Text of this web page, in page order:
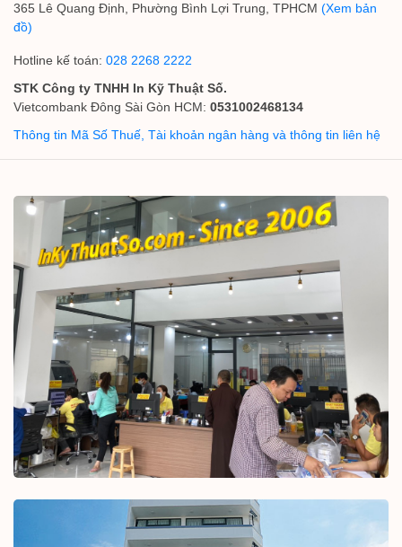
365 Lê Quang Định, Phường Bình Lợi Trung, TPHCM (Xem bản
đồ)
Hotline kế toán: 028 2268 2222
STK Công ty TNHH In Kỹ Thuật Số.
Vietcombank Đông Sài Gòn HCM: 0531002468134
Thông tin Mã Số Thuế, Tài khoản ngân hàng và thông tin liên hệ